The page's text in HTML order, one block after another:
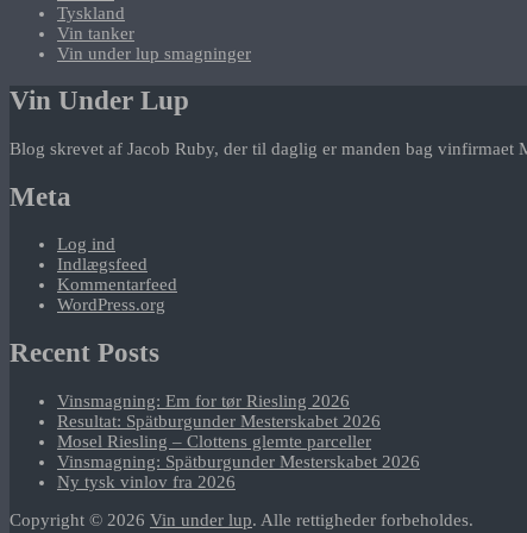
Tyskland
Vin tanker
Vin under lup smagninger
Vin Under Lup
Blog skrevet af Jacob Ruby, der til daglig er manden bag
Meta
Log ind
Indlægsfeed
Kommentarfeed
WordPress.org
Recent Posts
Vinsmagning: Em for tør Riesling 2026
Resultat: Spätburgunder Mesterskabet 2026
Mosel Riesling – Clottens glemte parceller
Vinsmagning: Spätburgunder Mesterskabet 2026
Ny tysk vinlov fra 2026
Copyright © 2026 Vin under lup. Alle rettigheder forbeholdes.